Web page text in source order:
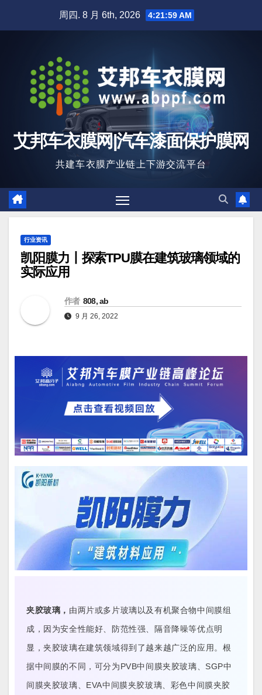
周四. 8 月 6th, 2026 4:22:00 AM
艾邦车衣膜网|汽车漆面保护膜网
共建车衣膜产业链上下游交流平台
行业资讯
凯阳膜力丨探索TPU膜在建筑玻璃领域的
实际应用
作者 808, ab
9 月 26, 2022
夹胶玻璃， 由两片或多片玻璃以及有机聚合物中间膜组
成，因为安全性能好、防范性强、隔音降噪等优点明
显，夹胶玻璃在建筑领域得到了越来越广泛的应用。根
据中间膜的不同，可分为PVB中间膜夹胶玻璃、SGP中
间膜夹胶玻璃、EVA中间膜夹胶玻璃、彩色中间膜夹胶